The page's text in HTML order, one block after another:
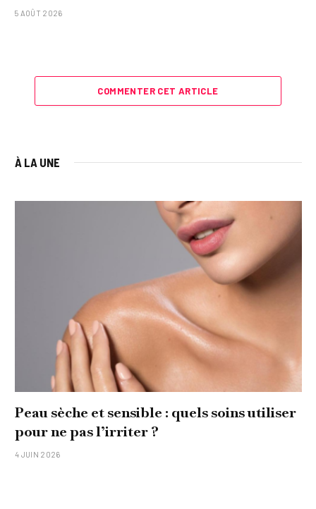
5 AOÛT 2026
COMMENTER CET ARTICLE
À LA UNE
Peau sèche et sensible : quels soins utiliser
pour ne pas l’irriter ?
4 JUIN 2026